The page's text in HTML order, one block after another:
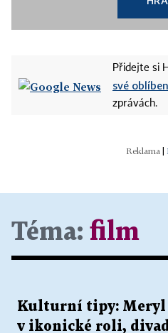
Přidejte si
své
zprávách.
Téma: film
Kulturní tipy: Meryl
v ikonické roli,